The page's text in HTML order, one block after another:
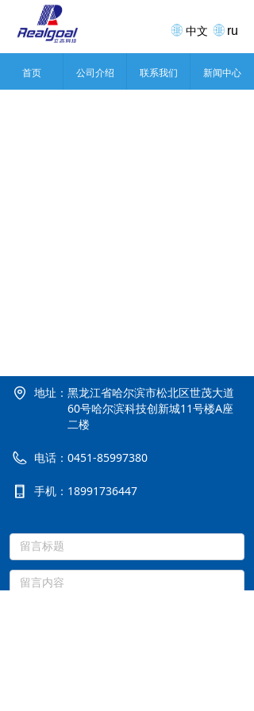
首页 公司介绍 联系我们 新闻中心
中文 ru
地址： 黑龙江省哈尔滨市松北区世茂大道
60号哈尔滨科技创新城11号楼A座
二楼
电话： 0451-85997380
手机： 18991736447